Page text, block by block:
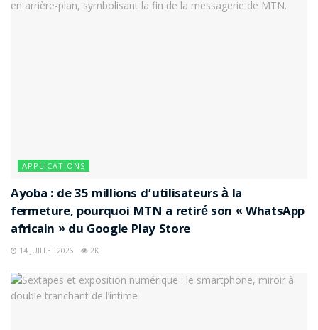
APPLICATIONS
Ayoba : de 35 millions d’utilisateurs à la
fermeture, pourquoi MTN a retiré son « WhatsApp
africain » du Google Play Store
14 JUILLET 2026 2K